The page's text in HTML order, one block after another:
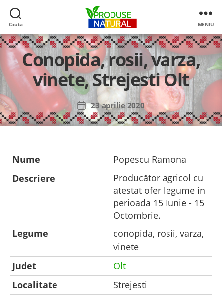
Cauta
Produse
de
la
producatori
romani
MENIU
Conopida, rosii, varza,
vinete, Strejesti Olt
Dată
articol
23 aprilie 2020
Nume
Popescu Ramona
Descriere
Producător agricol cu
atestat ofer legume in
perioada 15 Iunie - 15
Octombrie.
Legume
conopida, rosii, varza,
vinete
Judet
Olt
Localitate
Strejesti